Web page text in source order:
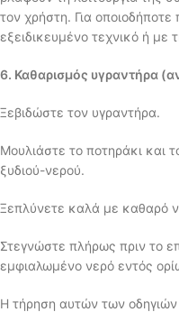
τον χρήστη. Για
εξειδικευμένο τεχνικό ή με
6. Καθαρισμός υγραντήρα
Ξεβιδώστε τον υγραντήρα.
Μουλιάστε το ποτηράκι και
ξυδιού-νερού.
Ξεπλύνετε καλά με καθαρό
Στεγνώστε πλήρως πριν το
εμφιαλωμένο νερό εντός
Η τήρηση αυτών των οδηγιών